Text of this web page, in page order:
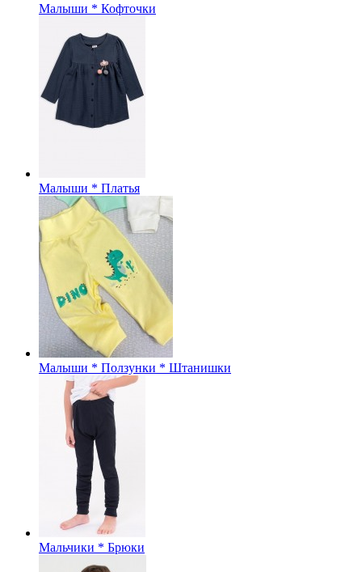
Малыши * Кофточки
Малыши * Платья
Малыши * Ползунки * Штанишки
Мальчики * Брюки